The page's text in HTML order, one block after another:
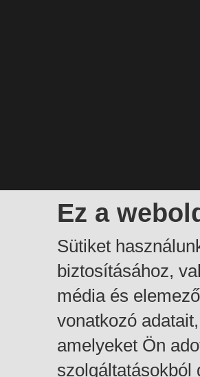
Ez a
Sütiket
biztosításához,
média és
vonatkozó
amelyeket Ön
szolgáltatásokból